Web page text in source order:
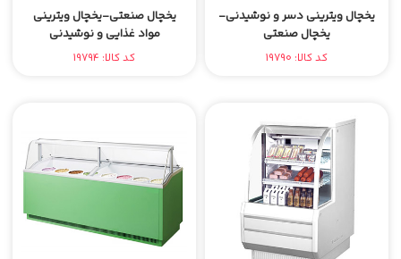
یخچال ویترینی دسر و نوشیدنی-
یخچال صنعتی
کد کالا: 19790
یخچال صنعتی-یخچال ویترینی
مواد غذایی و نوشیدنی
کد کالا: 19794